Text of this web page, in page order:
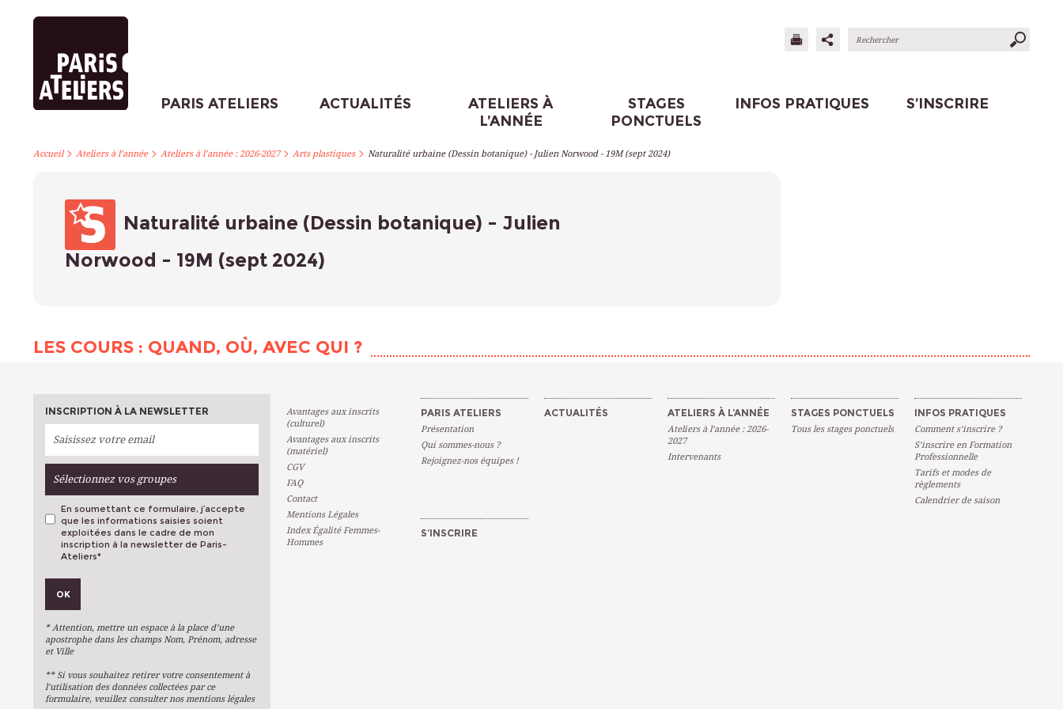
PARIS ATELIERS ACTUALITÉS
ATELIERS À
L’ANNÉE
STAGES
PONCTUELS
INFOS PRATIQUES S’INSCRIRE
Accueil> Ateliers à l’année> Ateliers à l’année : 2026-2027> Arts plastiques> Naturalité urbaine (Dessin botanique) - Julien Norwood - 19M (sept 2024)
Naturalité urbaine (Dessin botanique) - Julien
Norwood - 19M (sept 2024)
LES COURS : QUAND, OÙ, AVEC QUI ?
INSCRIPTION À LA NEWSLETTER
Sélectionnez vos groupes
Métiers D'art
Arts Du Texte
Stages Ponctuels
Ateliers À L'année
En soumettant ce formulaire, j’accepte
que les informations saisies soient
exploitées dans le cadre de mon
inscription à la newsletter de Paris-
Ateliers*
OK
* Attention, mettre un espace à la place d’une
apostrophe dans les champs Nom, Prénom, adresse
et Ville
** Si vous souhaitez retirer votre consentement à
l’utilisation des données collectées par ce
formulaire, veuillez consulter nos mentions légales
Avantages aux inscrits
(culturel)
Avantages aux inscrits
(matériel)
CGV
FAQ
Contact
Mentions Légales
Index Égalité Femmes-
Hommes
PARIS ATELIERS
Présentation
Qui sommes-nous ?
Rejoignez-nos équipes !
ACTUALITÉS ATELIERS À L’ANNÉE
Ateliers à l’année : 2026-
2027
Intervenants
STAGES PONCTUELS
Tous les stages ponctuels
INFOS PRATIQUES
Comment s’inscrire ?
S’inscrire en Formation
Professionnelle
Tarifs et modes de
règlements
Calendrier de saison
S’INSCRIRE